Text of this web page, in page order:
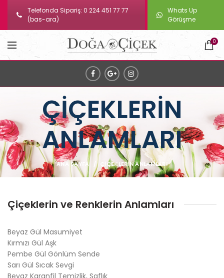
Telefonda Sipariş: 0 224 451 77 77
(bas-ara)
Whats Up
Görüşme
0
ÇİÇEKLERİN
ANLAMLARI
ANA SAYFA ÇİÇEKLERİN ANLAMLARI
Çiçeklerin ve Renklerin Anlamları
Beyaz Gül Masumiyet
Kırmızı Gül Aşk
Pembe Gül Gönlüm Sende
Sarı Gül Sıcak Sevgi
Beyaz Karanfil Temizlik, Saflık